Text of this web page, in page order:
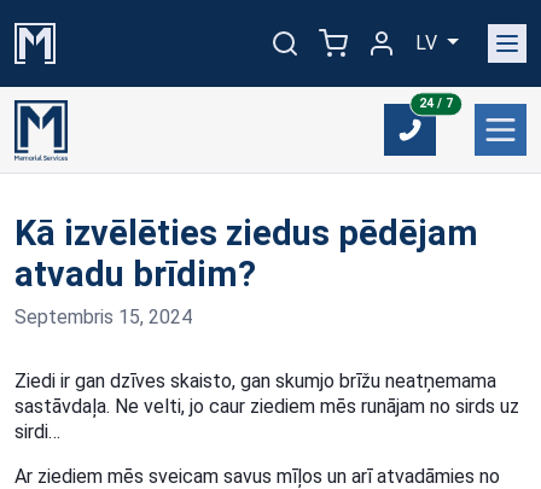
LV
24 / 724/7
Kā izvēlēties ziedus pēdējam
atvadu brīdim?
Septembris 15, 2024
Ziedi ir gan dzīves skaisto, gan skumjo brīžu neatņemama
sastāvdaļa. Ne velti, jo caur ziediem mēs runājam no sirds uz
sirdi…
Ar ziediem mēs sveicam savus mīļos un arī atvadāmies no